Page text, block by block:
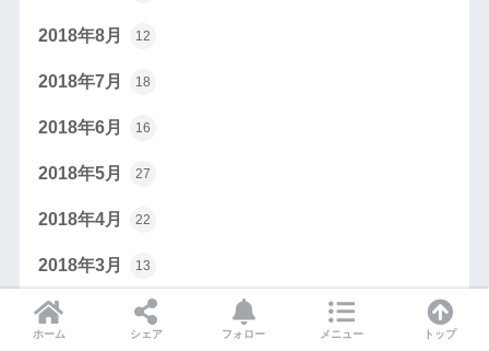
2018年8月 12
2018年7月 18
2018年6月 16
2018年5月 27
2018年4月 22
2018年3月 13
2018年2月 22
ホーム シェア フォロー メニュー トップ